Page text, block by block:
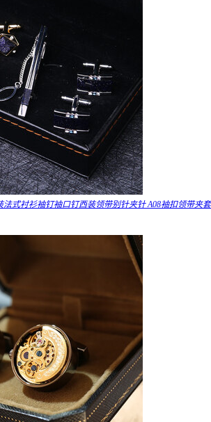
式衬衫袖钉袖口钉西装领带别针夹针 A08袖扣领带夹套